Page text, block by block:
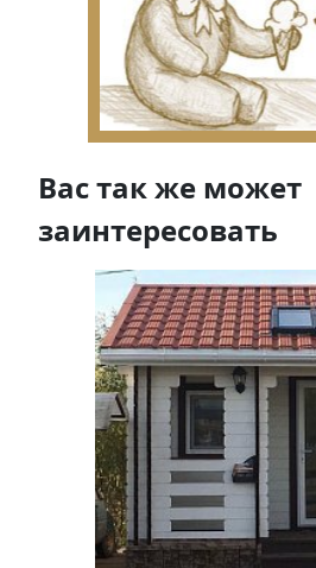
Вас так же может
заинтересовать